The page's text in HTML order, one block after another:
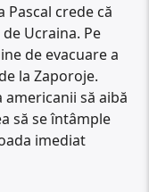
crede că
Ucraina. Pe
de evacuare a
la Zaporoje.
să aibă
să se întâmple
imediat